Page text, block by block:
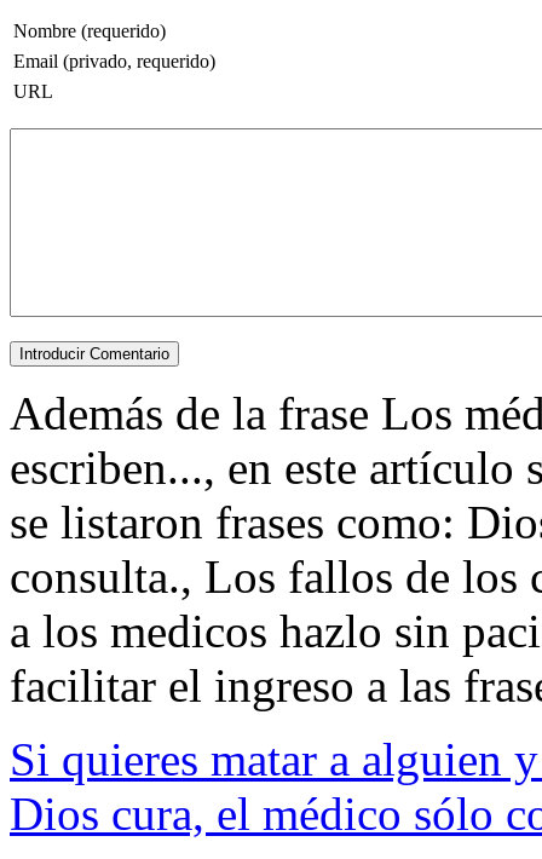
Nombre (requerido)
Email (privado, requerido)
URL
Además de la frase Los
escriben..., en este artículo
se listaron frases como:
consulta., Los fallos de los
a los medicos hazlo sin
facilitar el ingreso a las
Si quieres matar a
Dios cura, el médico sólo